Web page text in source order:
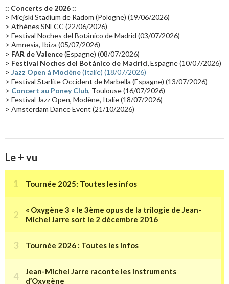
Passages radio Vidéo Jarrecast (16) Synthé 80's
Les concerts en Chine(16) Cinéma
Synthé Roland(15) Belgique(15)
(14) Astronomie (14)
Tournée 2025(14) 2024(14) Chine(13)
:: Concerts de 2026 ::
> Miejski Stadium de Radom (Pologne) (19/06/2026)
> Athènes SNFCC (22/06/2026)
> Festival Noches del Botánico de Madrid (03/07/2026)
> Amnesia, Ibiza (05/07/2026)
> FAR de Valence(Espagne) (08/07/2026)
> Festival Noches del Botánico de Madrid,Espagne (10/07/2026)
> Jazz Open à Modène(Italie) (18/07/2026)
> Festival Starlite Occident de Marbella (Espagne) (13/07/2026)
> Concert au Poney Club, Toulouse (16/07/2026)
> Festival Jazz Open, Modène, Italie (18/07/2026)
> Amsterdam Dance Event (21/10/2026)
Le + vu